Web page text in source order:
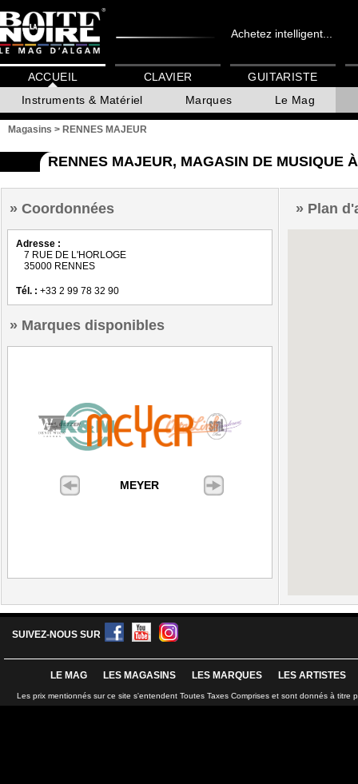
Achetez intelligent...
ACCUEIL
Instruments & Matériel
Marques Le Mag
CLAVIER GUITARISTE
Magasins > RENNES MAJEUR
RENNES MAJEUR, MAGASIN DE MUSIQUE
Coordonnées
Adresse :
7 RUE DE L'HORLOGE
35000 RENNES
Tél. : +33 2 99 78 32 90
Marques disponibles
MEYER
Plan
SUIVEZ-NOUS SUR
LE MAG LES MAGASINS LES MARQUES LES ARTISTES
Les prix mentionnés sur ce site s'entendent Toutes Taxes Comprises et sont donnés à